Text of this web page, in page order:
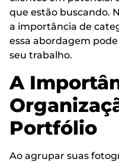
que estão buscando.
a importância de
essa abordagem
seu trabalho.
A
Portfólio
Ao agrupar suas